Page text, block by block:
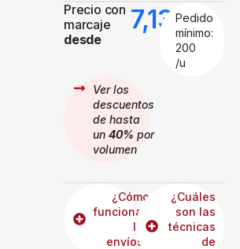
Precio con
marcaje
desde
7,13€
Pedido
mínimo:
200
/u
Ver los
descuentos
de hasta
un 40% por
volumen
¿Cómo
funcionan
los
envíos?
¿Cuáles
son las
técnicas
de